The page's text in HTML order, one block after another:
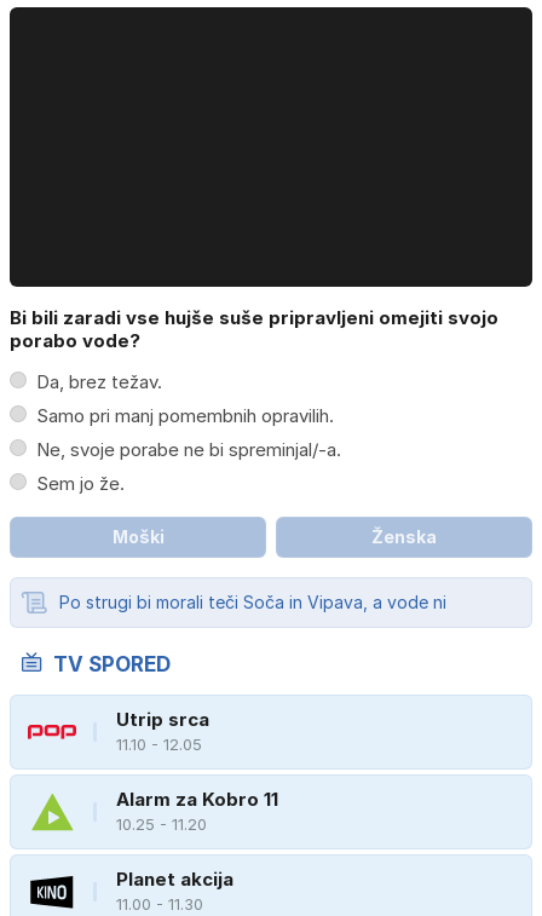
Bi bili zaradi vse hujše suše pripravljeni omejiti svojo
porabo vode?
Da, brez težav.
Samo pri manj pomembnih opravilih.
Ne, svoje porabe ne bi spreminjal/-a.
Sem jo že.
Moški Ženska
Po strugi bi morali teči Soča in Vipava, a vode ni
TV SPORED
Utrip srca
11.10 - 12.05
Alarm za Kobro 11
10.25 - 11.20
Planet akcija
11.00 - 11.30